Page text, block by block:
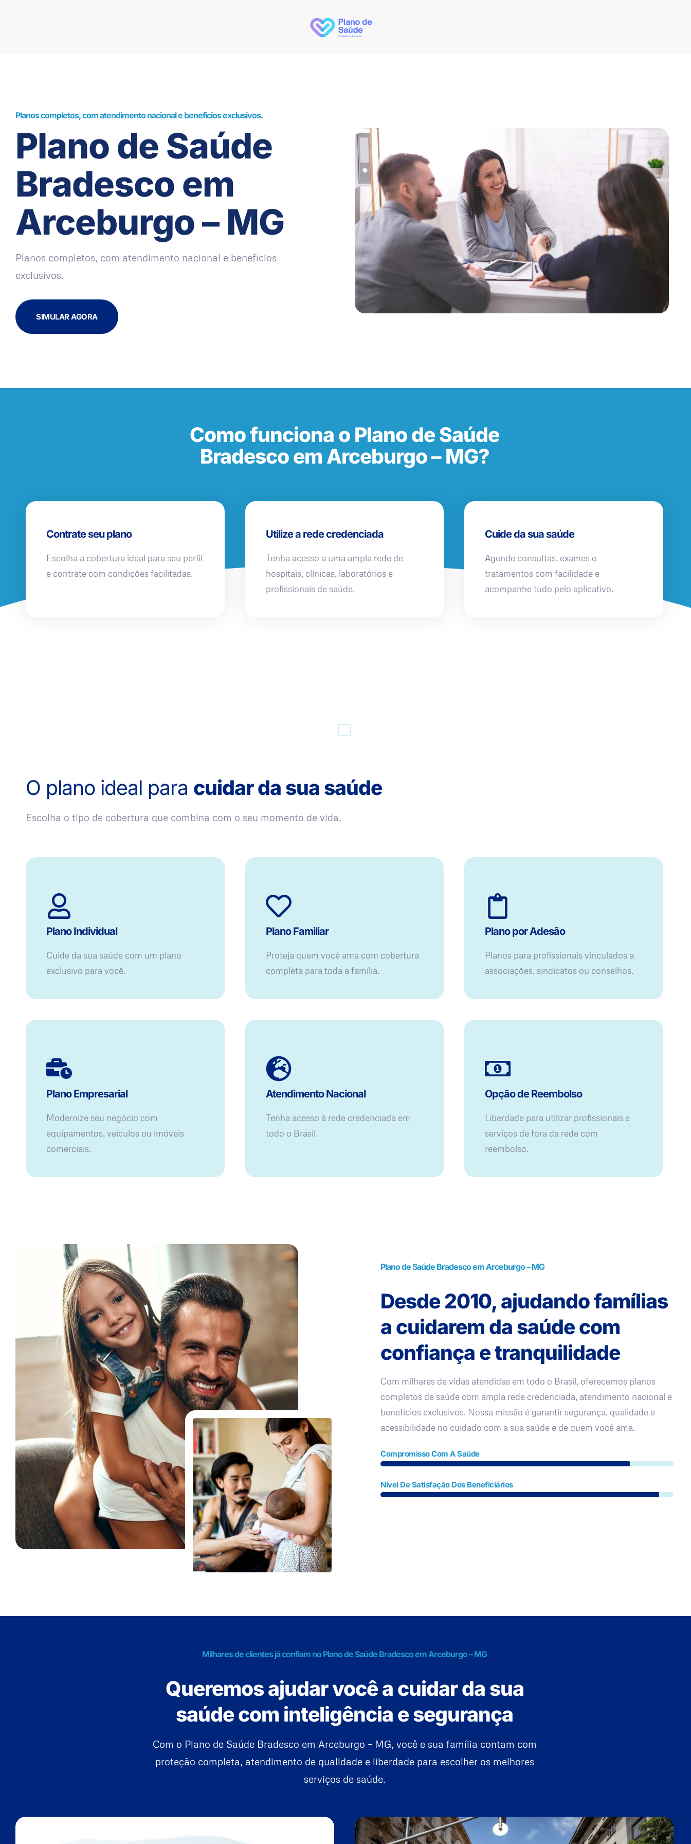
Planos completos, com atendimento nacional e benefícios exclusivos.
Plano de Saúde
Bradesco em
Arceburgo – MG
Planos completos, com atendimento nacional e benefícios
exclusivos.
SIMULAR AGORA
Como funciona o Plano de Saúde
Bradesco em Arceburgo – MG?
Contrate seu plano
Escolha a cobertura ideal para seu perfil
e contrate com condições facilitadas.
Utilize a rede credenciada
Tenha acesso a uma ampla rede de
hospitais, clínicas, laboratórios e
profissionais de saúde.
Cuide da sua saúde
Agende consultas, exames e
tratamentos com facilidade e
acompanhe tudo pelo aplicativo.
O plano ideal para cuidar da sua saúde
Escolha o tipo de cobertura que combina com o seu momento de vida.
Plano Individual
Cuide da sua saúde com um plano
exclusivo para você.
Plano Familiar
Proteja quem você ama com cobertura
completa para toda a família.
Plano por Adesão
Planos para profissionais vinculados a
associações, sindicatos ou conselhos.
Plano Empresarial
Modernize seu negócio com
equipamentos, veículos ou imóveis
comerciais.
Atendimento Nacional
Tenha acesso à rede credenciada em
todo o Brasil.
Opção de Reembolso
Liberdade para utilizar profissionais e
serviços de fora da rede com
reembolso.
Plano de Saúde Bradesco em Arceburgo – MG
Desde 2010, ajudando famílias
a cuidarem da saúde com
confiança e tranquilidade
Com milhares de vidas atendidas em todo o Brasil, oferecemos planos
completos de saúde com ampla rede credenciada, atendimento nacional e
benefícios exclusivos. Nossa missão é garantir segurança, qualidade e
acessibilidade no cuidado com a sua saúde e de quem você ama.
Compromisso Com A Saúde
Nível De Satisfação Dos Beneficiários
Milhares de clientes já confiam no Plano de Saúde Bradesco em Arceburgo – MG
Queremos ajudar você a cuidar da sua
saúde com inteligência e segurança
Com o Plano de Saúde Bradesco em Arceburgo – MG, você e sua família contam com
proteção completa, atendimento de qualidade e liberdade para escolher os melhores
serviços de saúde.